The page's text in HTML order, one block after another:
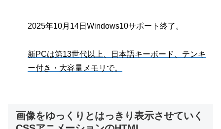
2025年10月14日Windows10サポート終了。
新PCは第13世代以上、日本語キーボード、テンキ
ー付き・大容量メモリで。
画像をゆっくりとはっきり表示させていく